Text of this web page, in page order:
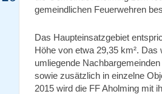
gemeindlichen Feuerwehren
Das Haupteinsatzgebiet
Höhe von etwa 29,35 km².
umliegende
sowie zusätzlich in einzelne
2015 wird die FF Aholming mit